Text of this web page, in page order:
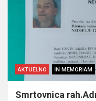
AKTUELNO IN MEMORIAM
Smrtovnica